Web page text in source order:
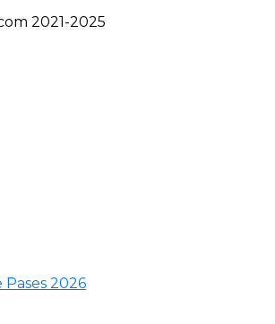
2021-2025
2026